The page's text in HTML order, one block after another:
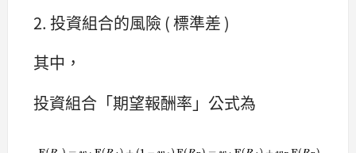
2. 投資組合的風險 ( 標準差 )
其中，
投資組合「期望報酬率」公式為